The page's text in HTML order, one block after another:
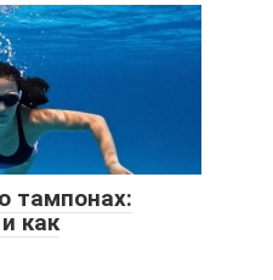
тампонах:
как